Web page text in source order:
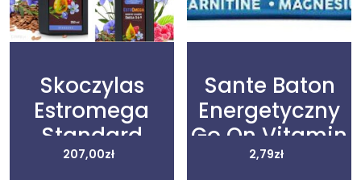
Skoczylas
Estromega
Standard
3x250Ml
207,00zł
Sante Baton
Energetyczny
Go On Vitamin
Kokos 50g
2,79zł